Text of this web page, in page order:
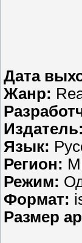
Дата
Жанр:
Издатель:
Язык:
Регион:
Режим:
Формат:
Размер